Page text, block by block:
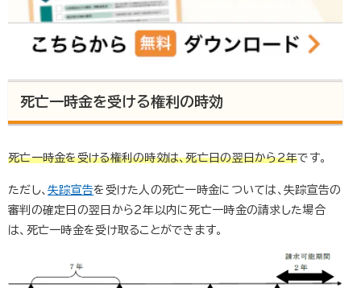
死亡一時金を受ける権利の時効
死亡一時金を受ける権利の時効は、死亡日の翌日から2年です。
ただし、失踪宣告を受けた人の死亡一時金については、失踪宣告の
審判の確定日の翌日から２年以内に死亡一時金の請求した場合
は、死亡一時金を受け取ることができます。